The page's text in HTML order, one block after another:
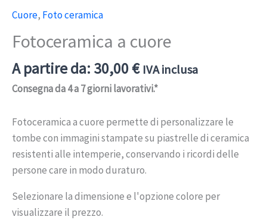
Cuore, Foto ceramica
Fotoceramica a cuore
A partire da: 30,00€ IVA inclusa
Consegna da 4 a 7 giorni lavorativi.*
Fotoceramica a cuore permette di personalizzare le
tombe con immagini stampate su piastrelle di ceramica
resistenti alle intemperie, conservando i ricordi delle
persone care in modo duraturo.
Selezionare la dimensione e l'opzione colore per
visualizzare il prezzo.